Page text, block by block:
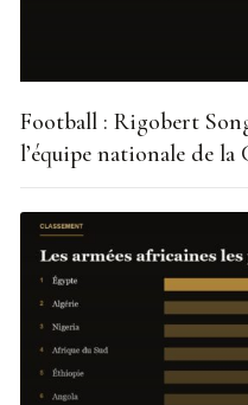
Football : Rigobert
l’équipe nationale de